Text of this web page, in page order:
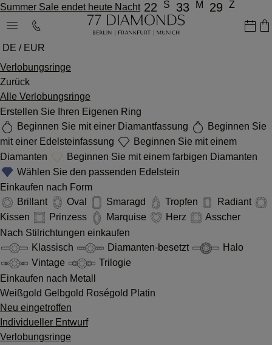
Summer Sale endet heute Nacht 22 S 33 M 29 Z
DE / EUR
Verlobungsringe
Zurück
Alle Verlobungsringe
Erstellen Sie Ihren Eigenen Ring
Beginnen Sie mit einer Diamantfassung
Beginnen Sie
mit einer Edelsteinfassung
Beginnen Sie mit einem
Diamanten
Beginnen Sie mit einem farbigen Diamanten
Wählen Sie den passenden Edelstein
Einkaufen nach Form
Brillant
Oval Smaragd Tropfen
Radiant
Kissen
Prinzess Marquise Herz
Asscher
Nach Stilrichtungen einkaufen
Klassisch
Diamanten-besetzt
Halo
Vintage
Trilogie
Einkaufen nach Metall
Weißgold Gelbgold Roségold Platin
Neu eingetroffen
Individueller Entwurf
Verlobungsringe